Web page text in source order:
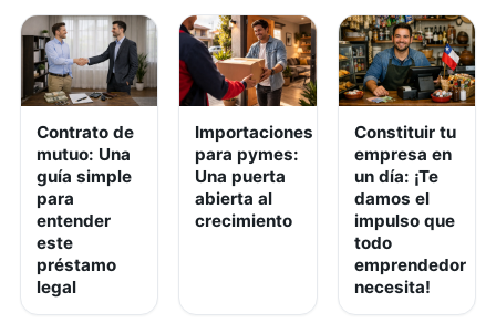
Contrato de
mutuo: Una
guía simple
para
entender
este
préstamo
legal
Importaciones
para pymes:
Una puerta
abierta al
crecimiento
Constituir tu
empresa en
un día: ¡Te
damos el
impulso que
todo
emprendedor
necesita!